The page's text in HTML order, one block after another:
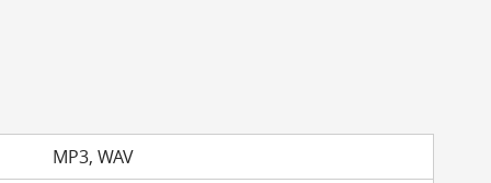
MP3, WAV